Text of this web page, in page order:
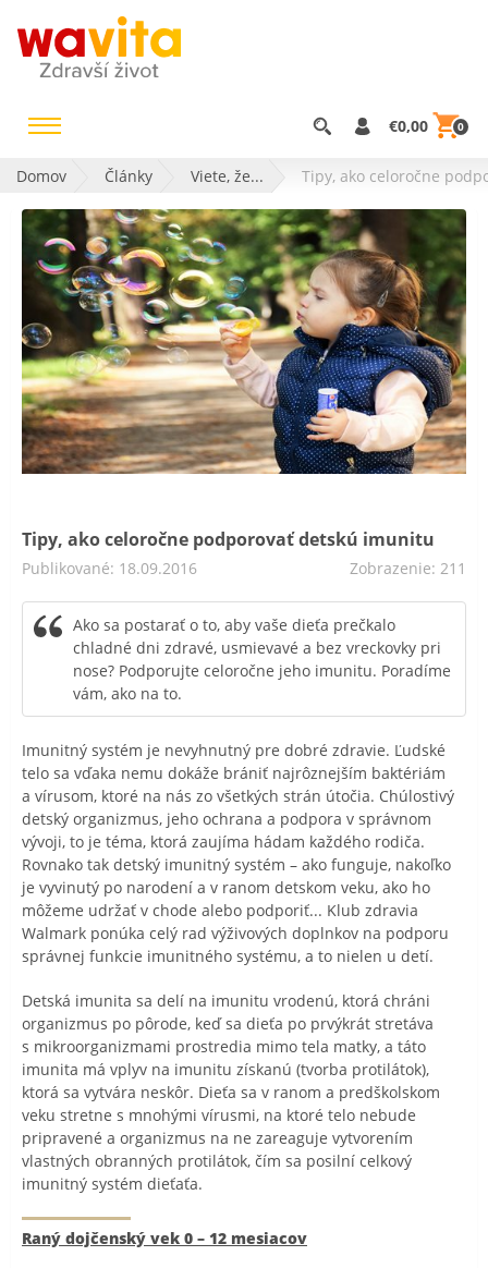
€0,00 0
Domov Články Viete, že... Tipy, ako celoročne
Tipy, ako celoročne podporovať detskú imunitu
Publikované: 18.09.2016 Zobrazenie: 211
Ako sa postarať o to, aby vaše dieťa prečkalo
chladné dni zdravé, usmievavé a bez vreckovky pri
nose? Podporujte celoročne jeho imunitu. Poradíme
vám, ako na to.
Imunitný systém je nevyhnutný pre dobré zdravie. Ľudské
telo sa vďaka nemu dokáže brániť najrôznejším baktériám
a vírusom, ktoré na nás zo všetkých strán útočia. Chúlostivý
detský organizmus, jeho ochrana a podpora v správnom
vývoji, to je téma, ktorá zaujíma hádam každého rodiča.
Rovnako tak detský imunitný systém – ako funguje, nakoľko
je vyvinutý po narodení a v ranom detskom veku, ako ho
môžeme udržať v chode alebo podporiť... Klub zdravia
Walmark ponúka celý rad výživových doplnkov na podporu
správnej funkcie imunitného systému, a to nielen u detí.
Detská imunita sa delí na imunitu vrodenú, ktorá chráni
organizmus po pôrode, keď sa dieťa po prvýkrát stretáva
s mikroorganizmami prostredia mimo tela matky, a táto
imunita má vplyv na imunitu získanú (tvorba protilátok),
ktorá sa vytvára neskôr. Dieťa sa v ranom a predškolskom
veku stretne s mnohými vírusmi, na ktoré telo nebude
pripravené a organizmus na ne zareaguje vytvorením
vlastných obranných protilátok, čím sa posilní celkový
imunitný systém dieťaťa.
Raný dojčenský vek 0 – 12 mesiacov